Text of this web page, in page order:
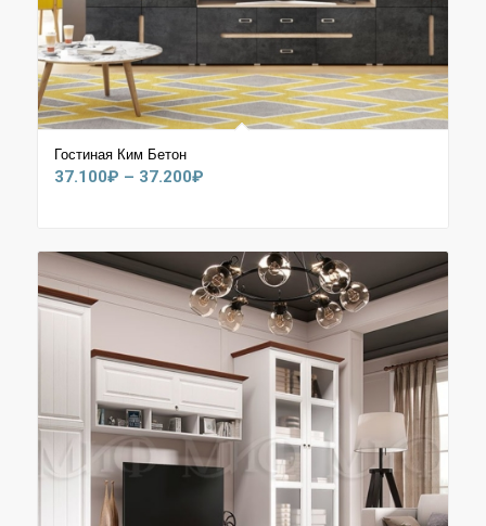
Гостиная Ким Бетон
37.100₽ – 37.200₽Диапазон
–
37.200₽